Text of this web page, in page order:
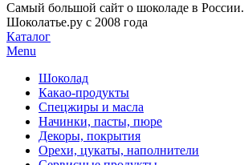
Самый большой сайт о шоколаде в России.
Шоколатье.ру с 2008 года
Каталог
Menu
Шоколад
Какао-продукты
Спецжиры и масла
Начинки, пасты, пюре
Декоры, покрытия
Орехи, цукаты, наполнители